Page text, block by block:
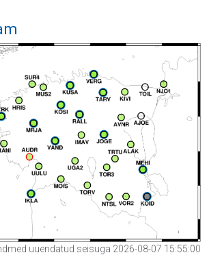
uuendatud seisuga 2026-08-07 15:55:00